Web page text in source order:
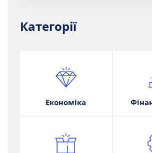
Категорії
Економіка